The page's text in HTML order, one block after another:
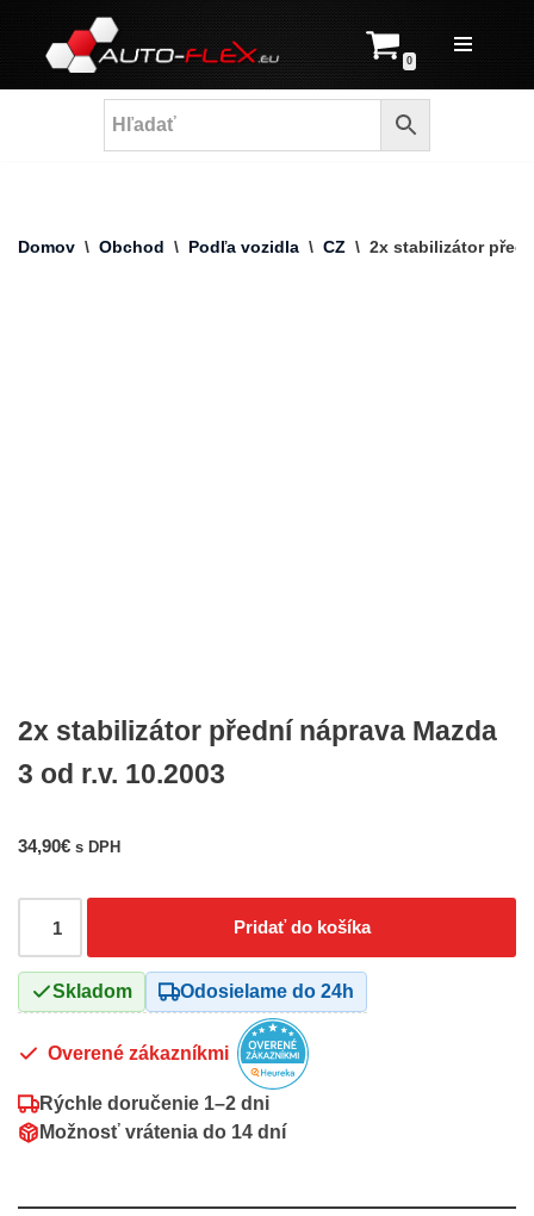
Prejsť
na
0
Domov \ Obchod \ Podľa vozidla \ CZ \ 2x stabilizátor
2x stabilizátor přední náprava Mazda
3 od r.v. 10.2003
34,90€ s DPH
Pridať do košíka
Skladom Odosielame do 24h
Overené zákazníkmi
Rýchle doručenie 1–2 dni
Možnosť vrátenia do 14 dní